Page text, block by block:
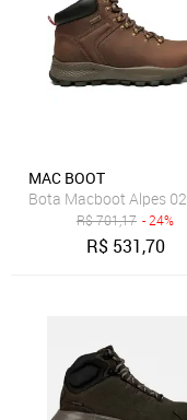
MAC BOOT
Bota Macboot Alpes
R$701,17 - 24%
R$ 531,70